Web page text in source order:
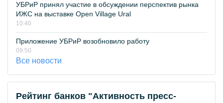
УБРиР принял участие в обсуждении перспектив рынка
ИЖС на выставке Open Village Ural
10:40
Приложение УБРиР возобновило работу
09:50
Все новости
Рейтинг банков "Активность пресс-